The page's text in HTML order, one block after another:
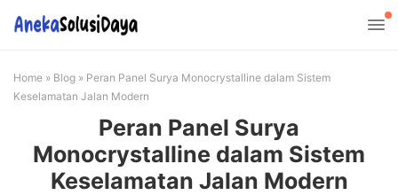
Home » Blog » Peran Panel Surya Monocrystalline dalam Sistem
Keselamatan Jalan Modern
Peran Panel Surya
Monocrystalline dalam Sistem
Keselamatan Jalan Modern